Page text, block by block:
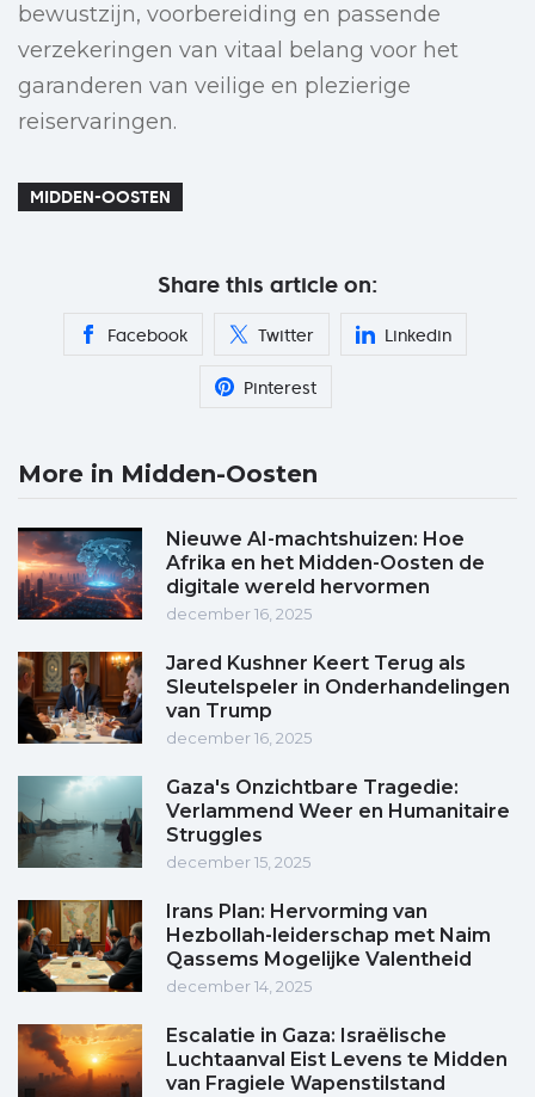
bewustzijn, voorbereiding en passende
verzekeringen van vitaal belang voor het
garanderen van veilige en plezierige
reiservaringen.
MIDDEN-OOSTEN
Share this article on:
Facebook Twitter Linkedin
Pinterest
More in Midden-Oosten
Nieuwe AI-machtshuizen: Hoe
Afrika en het Midden-Oosten de
digitale wereld hervormen
december 16, 2025
Jared Kushner Keert Terug als
Sleutelspeler in Onderhandelingen
van Trump
december 16, 2025
Gaza's Onzichtbare Tragedie:
Verlammend Weer en Humanitaire
Struggles
december 15, 2025
Irans Plan: Hervorming van
Hezbollah-leiderschap met Naim
Qassems Mogelijke Valentheid
december 14, 2025
Escalatie in Gaza: Israëlische
Luchtaanval Eist Levens te Midden
van Fragiele Wapenstilstand